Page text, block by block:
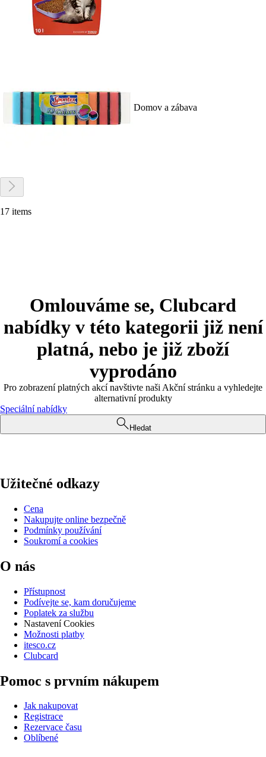
Domov a zábava
17 items
Omlouváme se, Clubcard
nabídky v této kategorii již není
platná, nebo je již zboží
vyprodáno
Pro zobrazení platných akcí navštivte naši Akční stránku a vyhledejte
alternativní produkty
Speciální nabídky
Hledat
Užitečné odkazy
Cena
Nakupujte online bezpečně
Podmínky používání
Soukromí a cookies
O nás
Přístupnost
Podívejte se, kam doručujeme
Poplatek za službu
Nastavení Cookies
Možnosti platby
itesco.cz
Clubcard
Pomoc s prvním nákupem
Jak nakupovat
Registrace
Rezervace času
Oblíbené